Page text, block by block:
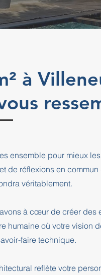
à
ensemble pour mieux
de réflexions en
véritablement.
à cœur de créer
humaine où votre vision
faire technique.
reflète votre